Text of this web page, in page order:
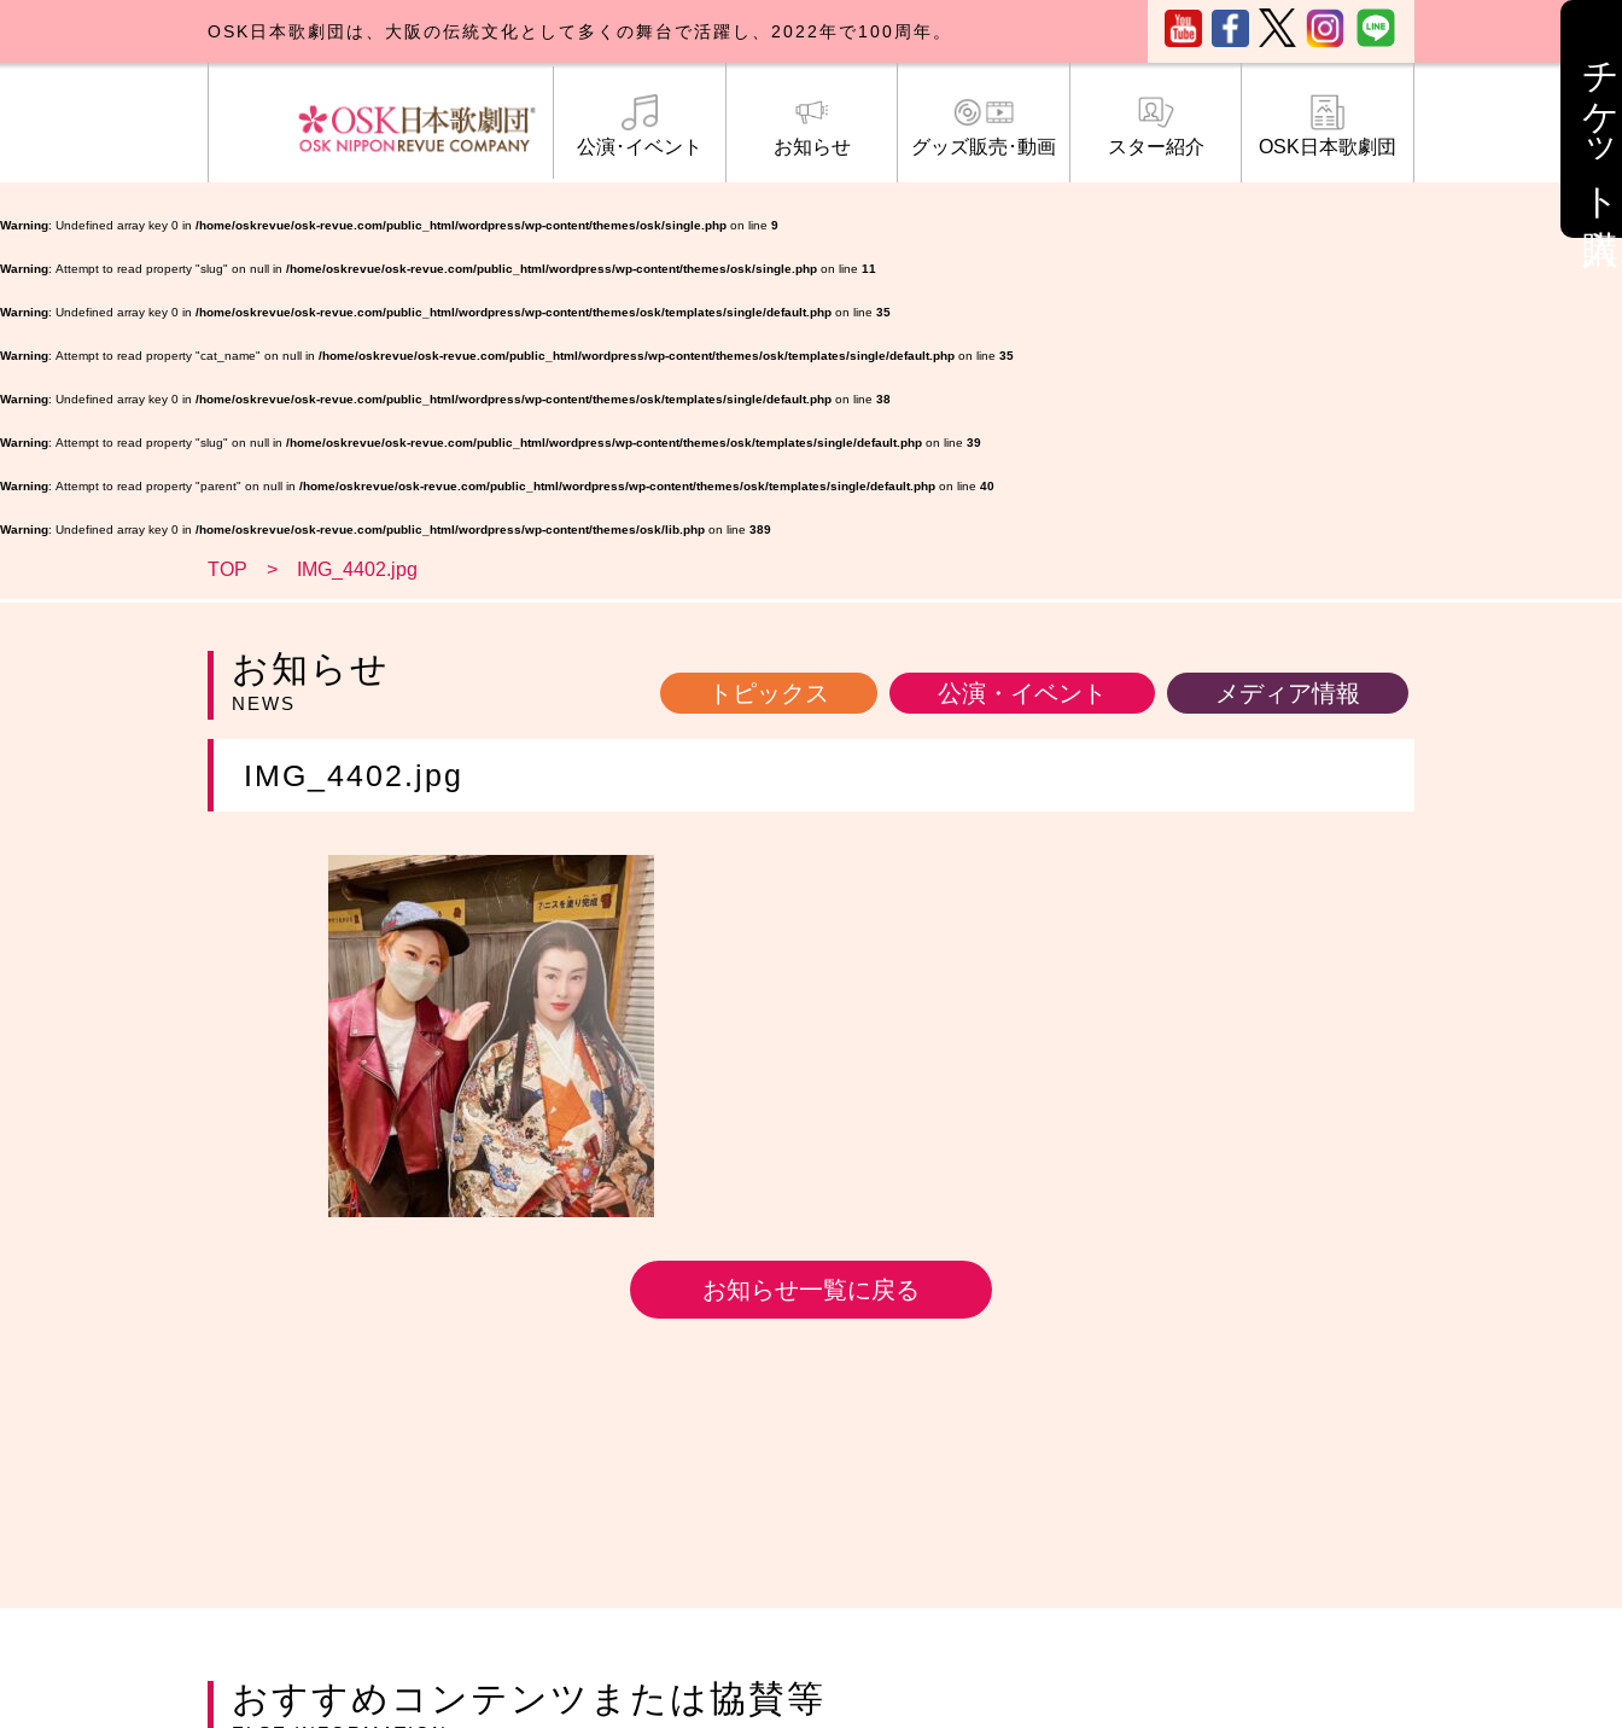
Warning : Undefined array key 0 in /home/oskrevue/osk-revue.com/public_html/wordpress/wp-content/themes/osk/single.php on line 9
Warning : Attempt to read property "slug" on null in /home/oskrevue/osk-revue.com/public_html/wordpress/wp-content/themes/osk/single.php on line 11
Warning : Undefined array key 0 in /home/oskrevue/osk-revue.com/public_html/wordpress/wp-content/themes/osk/templates/single/default.php on line 35
Warning : Attempt to read property "cat_name" on null in /home/oskrevue/osk-revue.com/public_html/wordpress/wp-content/themes/osk/templates/single/default.php on line 35
Warning : Undefined array key 0 in /home/oskrevue/osk-revue.com/public_html/wordpress/wp-content/themes/osk/templates/single/default.php on line 38
Warning : Attempt to read property "slug" on null in /home/oskrevue/osk-revue.com/public_html/wordpress/wp-content/themes/osk/templates/single/default.php on line 39
Warning : Attempt to read property "parent" on null in /home/oskrevue/osk-revue.com/public_html/wordpress/wp-content/themes/osk/templates/single/default.php on line 40
Warning : Undefined array key 0 in /home/oskrevue/osk-revue.com/public_html/wordpress/wp-content/themes/osk/lib.php on line 389
チケット購入
OSK日本歌劇団は、大阪の伝統文化として多くの舞台で活躍し、2022年で100周年。
公演･イベント
公演･イベント ブルックリンパーラー公演
お知らせ
お知らせ一覧 トピックス
グッズ販売･動画
公式グッズ販売
スター紹介 OSK日本歌劇団
OSK日本歌劇団について 研修生募集について
TOP IMG_4402.jpg
お知らせ
NEWS トピックス 公演・イベント メディア情報
IMG_4402.jpg
お知らせ一覧に戻る
おすすめコンテンツまたは協賛等